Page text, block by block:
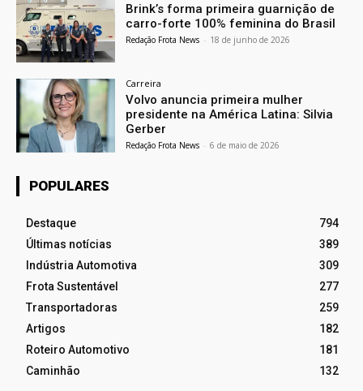
Brink’s forma primeira guarnição de
carro-forte 100% feminina do Brasil
Redação Frota News - 18 de junho de 2026
Carreira
Volvo anuncia primeira mulher
presidente na América Latina: Silvia
Gerber
Redação Frota News - 6 de maio de 2026
POPULARES
Destaque
794
Últimas notícias
389
Indústria Automotiva
309
Frota Sustentável
277
Transportadoras
259
Artigos
182
Roteiro Automotivo
181
Caminhão
132